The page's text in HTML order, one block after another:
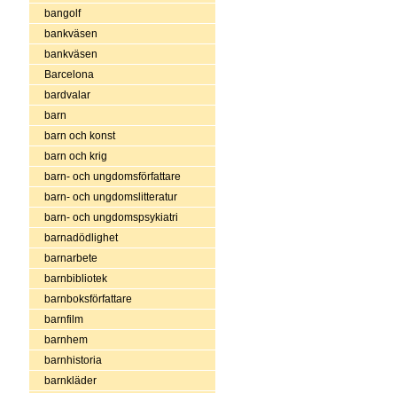
bangolf
bankväsen
bankväsen
Barcelona
bardvalar
barn
barn och konst
barn och krig
barn- och ungdomsförfattare
barn- och ungdomslitteratur
barn- och ungdomspsykiatri
barnadödlighet
barnarbete
barnbibliotek
barnboksförfattare
barnfilm
barnhem
barnhistoria
barnkläder